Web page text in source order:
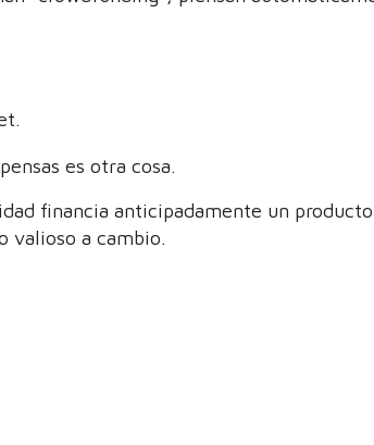
es otra cosa.
financia anticipadamente un
valioso a cambio.